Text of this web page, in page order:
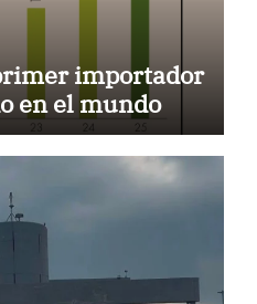
importador
en el mundo